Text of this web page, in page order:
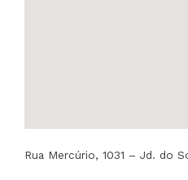
Rua Mercúrio, 1031 – Jd. do